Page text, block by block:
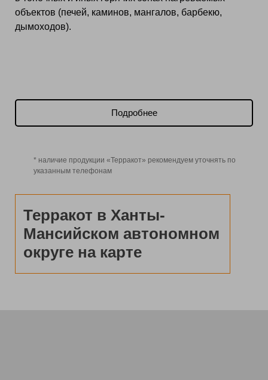
объектов (печей, каминов, мангалов, барбекю,
дымоходов).
Подробнее
Терракот в Ханты-
Мансийском автономном
округе на карте
* наличие продукции «Терракот» рекомендуем уточнять по
указанным телефонам